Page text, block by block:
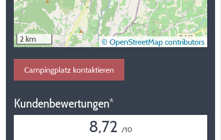
2 km © OpenStreetMap contributors
Campingplatz kontaktieren
Kundenbewertungen*
8,72 /10